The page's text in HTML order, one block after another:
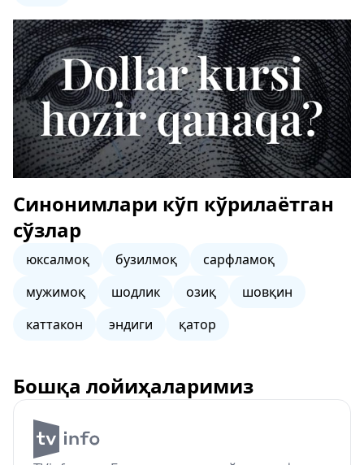
Синонимлари кўп кўрилаётган
сўзлар
юксалмоқ бузилмоқ
сарфламоқ
мужимоқ
шодлик озиқ
шовқин
каттакон
эндиги қатор
Бошқа лойиҳаларимиз